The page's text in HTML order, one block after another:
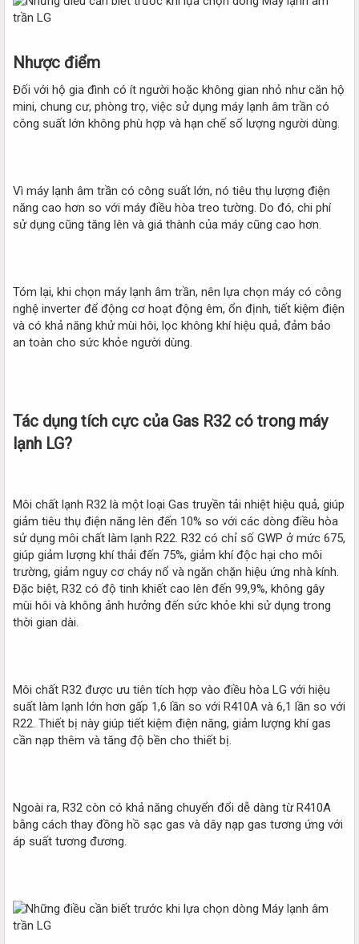
Nhược điểm​
Đối với hộ gia đình có ít người hoặc không gian nhỏ như căn hộ
mini, chung cư, phòng trọ, việc sử dụng máy lạnh âm trần có
công suất lớn không phù hợp và hạn chế số lượng người dùng.
Vì máy lạnh âm trần có công suất lớn, nó tiêu thụ lượng điện
năng cao hơn so với máy điều hòa treo tường. Do đó, chi phí
sử dụng cũng tăng lên và giá thành của máy cũng cao hơn.
Tóm lại, khi chọn máy lạnh âm trần, nên lựa chọn máy có công
nghệ inverter để động cơ hoạt động êm, ổn định, tiết kiệm điện
và có khả năng khử mùi hôi, lọc không khí hiệu quả, đảm bảo
an toàn cho sức khỏe người dùng.
Tác dụng tích cực của Gas R32 có trong máy
lạnh LG?
Môi chất lạnh R32 là một loại Gas truyền tải nhiệt hiệu quả, giúp
giảm tiêu thụ điện năng lên đến 10% so với các dòng điều hòa
sử dụng môi chất làm lạnh R22. R32 có chỉ số GWP ở mức 675,
giúp giảm lượng khí thải đến 75%, giảm khí độc hại cho môi
trường, giảm nguy cơ cháy nổ và ngăn chặn hiệu ứng nhà kính.
Đặc biệt, R32 có độ tinh khiết cao lên đến 99,9%, không gây
mùi hôi và không ảnh hưởng đến sức khỏe khi sử dụng trong
thời gian dài.
Môi chất R32 được ưu tiên tích hợp vào điều hòa LG với hiệu
suất làm lạnh lớn hơn gấp 1,6 lần so với R410A và 6,1 lần so với
R22. Thiết bị này giúp tiết kiệm điện năng, giảm lượng khí gas
cần nạp thêm và tăng độ bền cho thiết bị.
Ngoài ra, R32 còn có khả năng chuyển đổi dễ dàng từ R410A
bằng cách thay đồng hồ sạc gas và dây nạp gas tương ứng với
áp suất tương đương.